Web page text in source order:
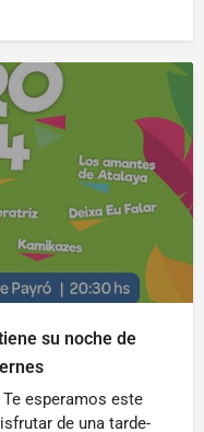
su noche de
Te esperamos este
de una tarde-